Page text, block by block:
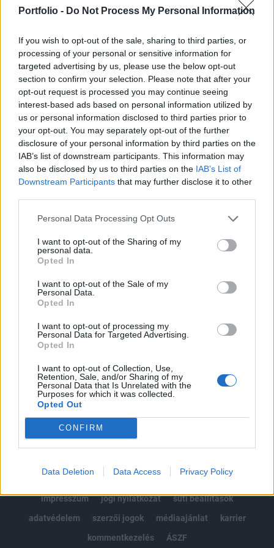
Portfolio - Do Not Process My Personal Information
If you wish to opt-out of the sale, sharing to third parties, or
processing of your personal or sensitive information for
targeted advertising by us, please use the below opt-out
section to confirm your selection. Please note that after your
opt-out request is processed you may continue seeing
interest-based ads based on personal information utilized by
us or personal information disclosed to third parties prior to
your opt-out. You may separately opt-out of the further
disclosure of your personal information by third parties on the
IAB’s list of downstream participants. This information may
also be disclosed by us to third parties on the IAB’s List of
Downstream Participants that may further disclose it to other
Personal Data Processing Opt Outs
I want to opt-out of the Sharing of my
personal data.
Opted In
I want to opt-out of the Sale of my
Personal Data.
Opted In
I want to opt-out of processing my
Personal Data for Targeted Advertising.
Opted In
I want to opt-out of Collection, Use,
Retention, Sale, and/or Sharing of my
Personal Data that Is Unrelated with the
Purposes for which it was collected.
Opted Out
CONFIRM
Data Deletion Data Access Privacy Policy
európai lista második helyére ért fel - derül ki a
Property Awards 2026A hazai ingatlanpiac ünnepe! - Az
elmúlt egy év legkülöngesebb piaci teljesítményei és az
elmaradhatatlan üzleti networking! Részletekért
kattints!Információ és jelentkezésA bérleti díjak elsősorban
azokon a területeken emelkednek szignifikánsan,
amelyeken alacsonyabb az üresedési ráta, vagyis erősebb
a bérlők közti verseny. Budapest tipikusan ilyen helynek...
KEDVES OLVASÓNK!
tartozik, melynek olvasása előfizetéses
regisztrációhoz kötött.
Az előfizetés a következőket tartalmazza:
Kötéslisták: BÉT elmúlt 2 év napon belüli
kötéslistái
Előfizetés
MÁR ELŐFIZETŐNK VAGY?BEJELENTKEZÉS
impresszum
jogi nyilatkozat
süti beállítások
adatvédelem
szerzői jogok médiaajánlat
karrier
kommentkezelés
ÁSZF